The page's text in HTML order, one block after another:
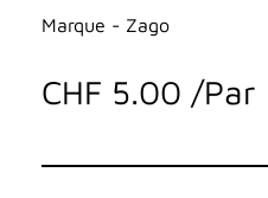
Marque - Zago
CHF 5.00 /Par